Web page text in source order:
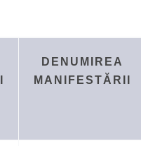
DENUMIREA
MANIFESTĂRII